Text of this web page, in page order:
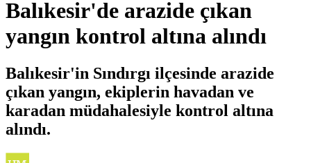
Balıkesir'de arazide çıkan
yangın kontrol altına alındı
Balıkesir'in Sındırgı ilçesinde arazide
çıkan yangın, ekiplerin havadan ve
karadan müdahalesiyle kontrol altına
alındı.